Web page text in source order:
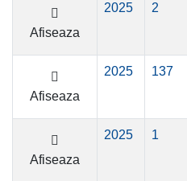
Afiseaza
2025 2
Afiseaza
2025 137
Afiseaza
2025 1